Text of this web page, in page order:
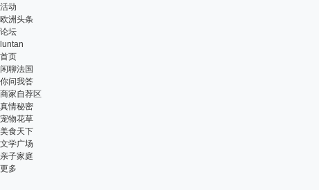
活动
欧洲头条
论坛
luntan
首页
闲聊法国
你问我答
商家自荐区
真情秘密
宠物花草
美食天下
文学广场
亲子家庭
更多